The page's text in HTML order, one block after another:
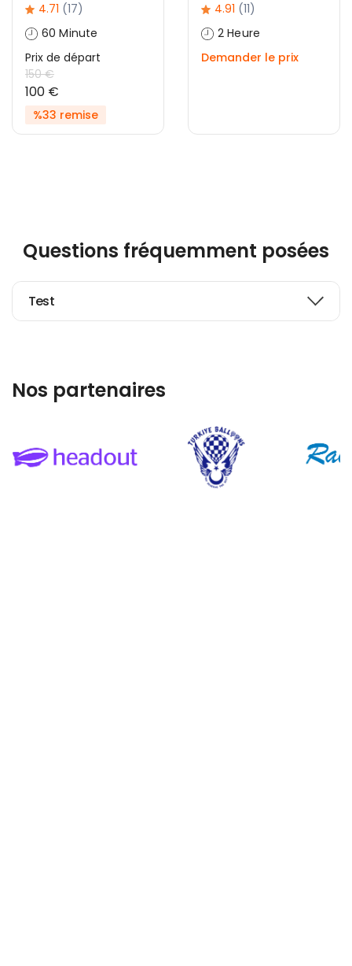
4.71 (17)
60 Minute
Prix ​​de départ
150 €
100 €
%33 remise
4.91 (11)
2 Heure
Demander le prix
Questions fréquemment posées
Test
Nos partenaires